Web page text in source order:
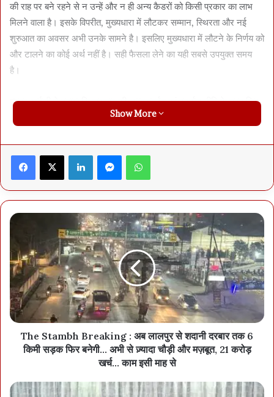
की राह पर बने रहने से न उन्हें और न ही अन्य कैडरों को किसी प्रकार का लाभ
मिलने वाला है। इसके विपरीत, मुख्यधारा में लौटकर सम्मान, स्थिरता और नई
शुरुआत का अवसर अभी उनके सामने है। इसलिए मुख्यधारा में लौटने के निर्णय को
और टालने का कोई अर्थ नहीं है। सही फैसला लेने का यही सबसे उपयुक्त समय
है।
बस्तर आईजी ने बताया कि सरकार की आत्मसमर्पण एवं पुनर्वास नीति के तहत किए
जा रहे सतत प्रयास बस्तर रेंज में उल्लेखनीय परिणाम दे रहे हैं। सिर्फ पिछले दो
@ रूपेश तथा DKSZC Members रणिता, राजमन मांडवी, राजू सलाम,
वेंकटेश और श्याम दादा शामिल हैं, हिंसा का रास्ता छोड़कर सामाजिक मुख्यधारा में
लौटने का निर्णय ले चुके हैं।
इधर, शाम को ही सुकमा के एसपी किरण चव्हाण ने स्पष्ट किया कि देवा के सरेंडर
की जानकारी या परिस्थितियाँ 02 दिसंबर की शाम तक सामने नहीं आई हैं।
Show More
Facebook X LinkedIn
The Stambh Breaking : अब लालपुर से शदानी दरबार तक 6
किमी सड़क फिर बनेगी… अभी से ज़्यादा चौड़ी और मज़बूत, 21 करोड़
खर्च… काम इसी माह से